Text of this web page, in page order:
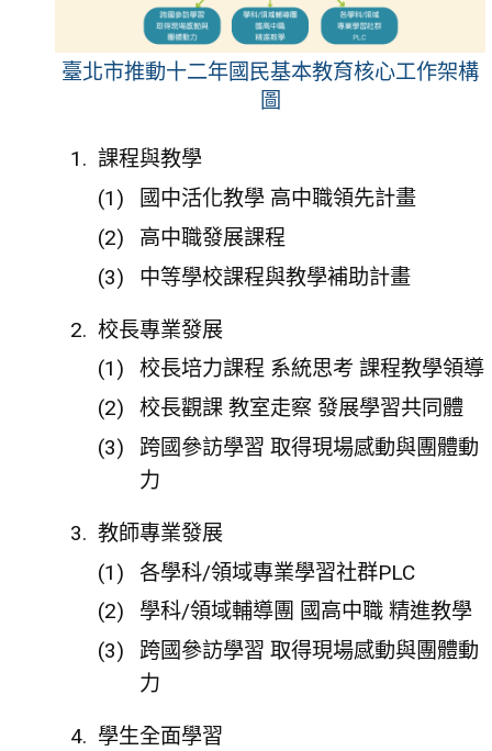
臺北市推動十二年國民基本教育核心工作架構
圖
課程與教學
國中活化教學 高中職領先計畫
高中職發展課程
中等學校課程與教學補助計畫
校長專業發展
校長培力課程 系統思考 課程教學領導
校長觀課 教室走察 發展學習共同體
跨國參訪學習 取得現場感動與團體動
力
教師專業發展
各學科/領域專業學習社群PLC
學科/領域輔導團 國高中職 精進教學
跨國參訪學習 取得現場感動與團體動
力
學生全面學習